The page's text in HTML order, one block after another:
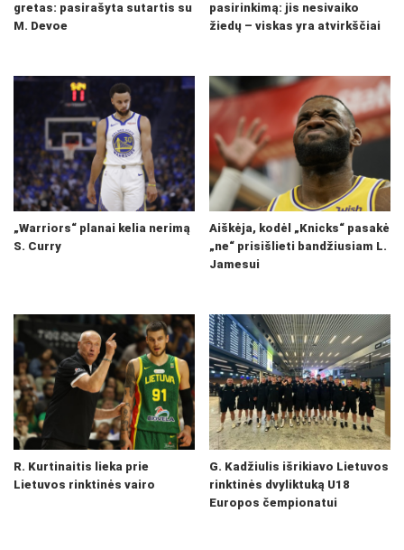
gretas: pasirašyta sutartis su
M. Devoe
pasirinkimą: jis nesivaiko
žiedų – viskas yra atvirkščiai
„Warriors“ planai kelia nerimą
S. Curry
Aiškėja, kodėl „Knicks“ pasakė
„ne“ prisišlieti bandžiusiam L.
Jamesui
R. Kurtinaitis lieka prie
Lietuvos rinktinės vairo
G. Kadžiulis išrikiavo Lietuvos
rinktinės dvyliktuką U18
Europos čempionatui